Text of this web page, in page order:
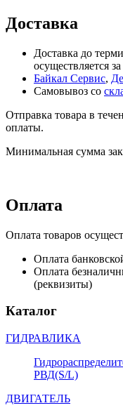
Доставка
Доставка до
осуществляется
Байкал Сервис,
Самовывоз со
Отправка товара в
оплаты.
Минимальная сумма
Оплата
Оплата товаров
Оплата
Оплата
(реквизиты)
Каталог
ГИДРАВЛИКА
РВД(S/L)
ДВИГАТЕЛЬ